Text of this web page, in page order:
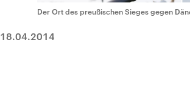
Der Ort des preußischen Sieges gegen
18.04.2014